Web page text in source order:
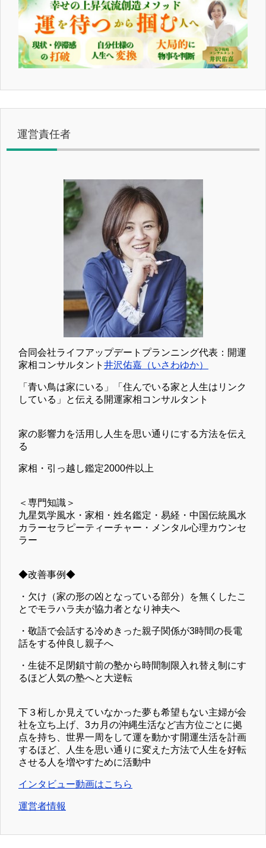
運営責任者
合同会社ライフアップデートプランニング代表：開運
家相コンサルタント 井沢佑嘉（いさわゆか）
「青い鳥は家にいる」「住んでいる家と人生はリンク
している」と伝える開運家相コンサルタント
家の影響力を活用し人生を思い通りにする方法を伝え
る
家相・引っ越し鑑定2000件以上
＜専門知識＞
九星気学風水・家相・姓名鑑定・易経・中国伝統風水
カラーセラピーティーチャー・メンタル心理カウンセ
ラー
◆改善事例◆
・欠け（家の形の凶となっている部分）を無くしたこ
とでモラハラ夫が協力者となり神夫へ
・敬語で会話する冷めきった親子関係が3時間の長電
話をする仲良し親子へ
・生徒不足閉鎖寸前の塾から時間制限入れ替え制にす
るほど人気の塾へと大逆転
下３桁しか見えていなかった夢も希望もない主婦が会
社を立ち上げ、3カ月の沖縄生活など吉方位ごとに拠
点を持ち、世界一周をして運を動かす開運生活を計画
するほど、人生を思い通りに変えた方法で人生を好転
させる人を増やすために活動中
インタビュー動画はこちら
運営者情報